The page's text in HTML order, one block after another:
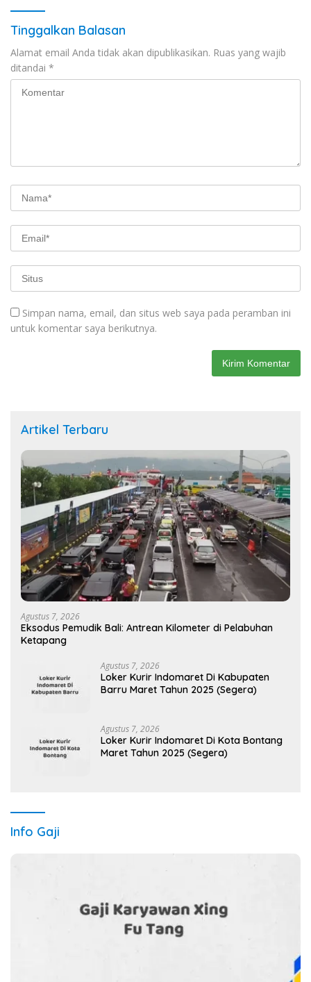
Tinggalkan Balasan
Alamat email Anda tidak akan dipublikasikan. Ruas yang wajib
ditandai *
Simpan nama, email, dan situs web saya pada peramban ini
untuk komentar saya berikutnya.
Artikel Terbaru
Agustus 7, 2026
Eksodus Pemudik Bali: Antrean Kilometer di Pelabuhan
Ketapang
Agustus 7, 2026
Loker Kurir Indomaret Di Kabupaten
Barru Maret Tahun 2025 (Segera)
Agustus 7, 2026
Loker Kurir Indomaret Di Kota Bontang
Maret Tahun 2025 (Segera)
Info Gaji